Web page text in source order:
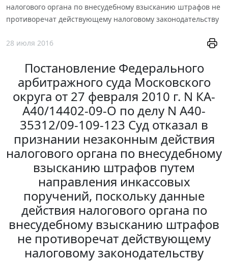
налогового органа по внесудебному взысканию штрафов не
противоречат действующему налоговому законодательству
28 июля 2016
Постановление Федерального
арбитражного суда Московского
округа от 27 февраля 2010 г. N КА-
А40/14402-09-О по делу N А40-
35312/09-109-123 Суд отказал в
признании незаконным действия
налогового органа по внесудебному
взысканию штрафов путем
направления инкассовых
поручений, поскольку данные
действия налогового органа по
внесудебному взысканию штрафов
не противоречат действующему
налоговому законодательству